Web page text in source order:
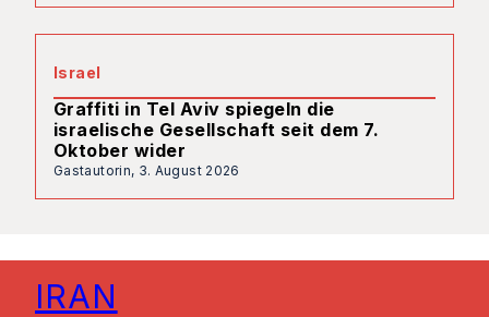
Israel
Graffiti in Tel Aviv spiegeln die
israelische Gesellschaft seit dem 7.
Oktober wider
Gastautorin, 3. August 2026
IRAN